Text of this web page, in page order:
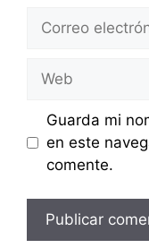
electrónico
Guarda mi
en este
comente.